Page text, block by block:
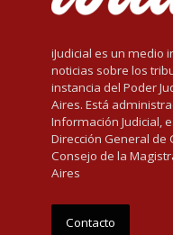
iJudicial es un medio
noticias sobre los
instancia del Poder
Aires. Está
Información Judicial,
Dirección General de
Consejo de la
Aires
Contacto